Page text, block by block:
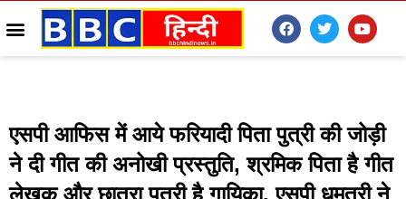
एसपी आफिस में आये फरियादी पिता पुत्री की जोड़ी
ने दी गीत की अनोखी प्रस्तुति, श्रमिक पिता है गीत
लेखक और छात्रा पुत्री है गायिका, एसपी धमतरी ने